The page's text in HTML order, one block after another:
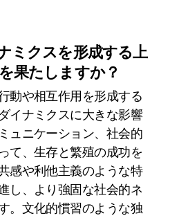
ミクスを形成する上
果たしますか？
動や相互作用を形成する
イナミクスに大きな影響
ュニケーション、社会的
て、生存と繁殖の成功を
感や利他主義のような特
し、より強固な社会的ネ
。文化的慣習のような独